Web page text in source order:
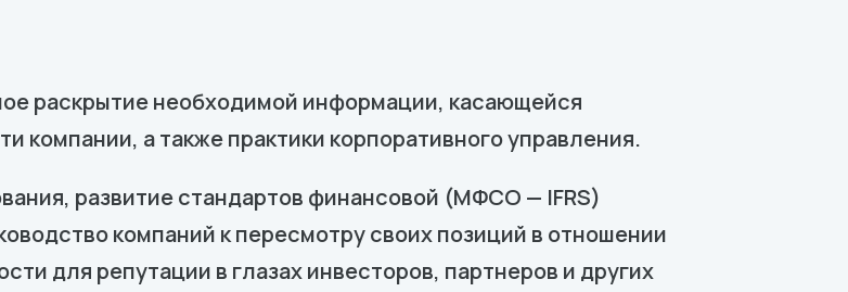
раскрытие необходимой информации, касающейся
компании, а также практики корпоративного управления.
развитие стандартов финансовой (МФСО — IFRS)
компаний к пересмотру своих позиций в отношении
для репутации в глазах инвесторов, партнеров и других